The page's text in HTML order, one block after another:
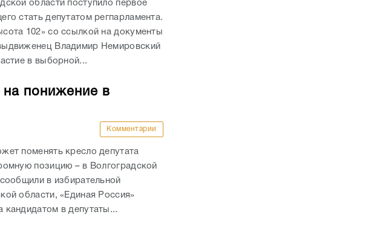
области поступило первое
стать депутатом регпарламента.
102» со ссылкой на документы
Владимир Немировский
в выборной...
понижение в
Комментарии
поменять кресло депутата
позицию – в Волгоградской
в избирательной
области, «Единая Россия»
кандидатом в депутаты...